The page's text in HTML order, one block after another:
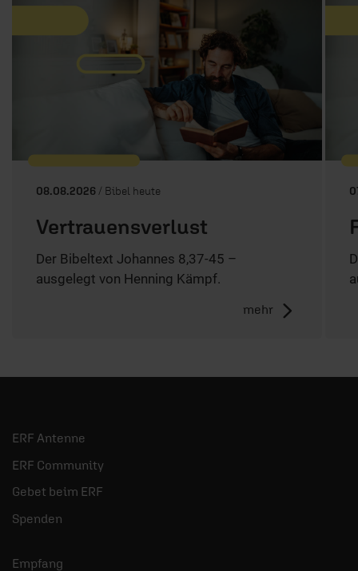
08.08.2026 / Bibel heute
Vertrauensverlust
Der Bibeltext Johannes 8,37-45 –
ausgelegt von Henning Kämpf.
mehr
ERF Antenne
ERF Community
Gebet beim ERF
Spenden
Empfang